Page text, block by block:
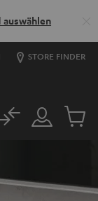
auswählen
STORE FINDER
Mein
No
Artikel